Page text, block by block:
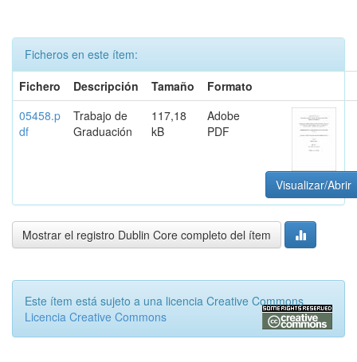
Ficheros en este ítem:
Fichero
Descripción Tamaño
Formato
05458.p
df
Trabajo de
Graduación
117,18
kB
Adobe
PDF
Visualizar/Abrir
Mostrar el registro Dublin Core completo del ítem
Este ítem está sujeto a una licencia Creative Commons
Licencia Creative Commons